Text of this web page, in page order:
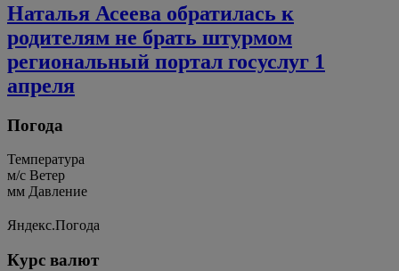
Наталья Асеева обратилась к
родителям не брать штурмом
региональный портал госуслуг 1
апреля
Погода
Температура
м/c Ветер
мм Давление
Яндекс.Погода
Курс валют